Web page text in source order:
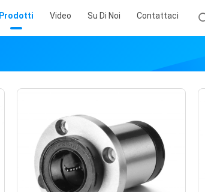
Prodotti Video Su Di Noi Contattaci